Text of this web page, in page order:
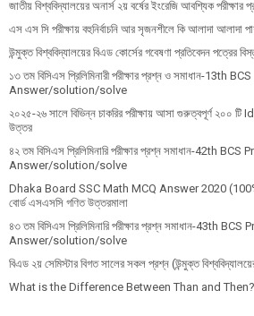
জাতীয় বিশ্ববিদ্যালয়ের অনার্স ২য় বর্ষের ইংরেজি আবশ্যিক
এস এস সি পরীক্ষায় বহুনির্বাচনি আর সৃজনশীলে কি আলাদা আলাদা
উন্মুক্ত বিশ্ববিদ্যালয়ের বিএড কোর্সের গবেষণা প্রতিবেদন পত্রের
১৩ তম বিসিএস প্রি‌লি‌মিনারী পরীক্ষার প্রশ্ন ও সমাধান-
Answer/solution/solve
২০২৫-২৬ সালে বিভিন্ন চাকরির পরীক্ষায় আসা গুরুত্বপূর্ণ ২০০
উত্তর
৪২ তম বিসিএস প্রিলিমিনারি পরীক্ষার প্রশ্ন সমাধান-42th
Answer/solution/solve
Dhaka Board SSC Math MCQ Answer 2020
বোর্ড এসএসসি গণিত উত্তরমালা
৪৩ তম বিসিএস প্রিলিমিনারি পরীক্ষার প্রশ্ন সমাধান-43th
Answer/solution/solve
বিএড ২য় সেমিস্টার বিগত সালের সকল প্রশ্ন (উন্মুক্ত
What is the Difference Between Than and Then?